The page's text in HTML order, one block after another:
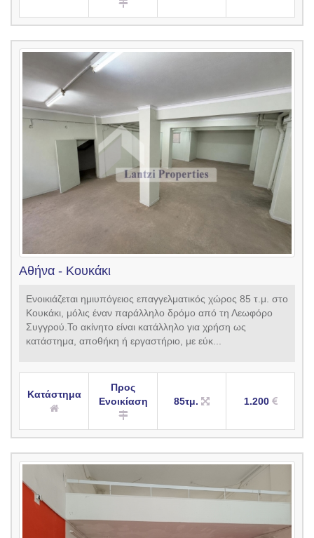
Αθήνα - Κουκάκι
Ενοικιάζεται ημιυπόγειος επαγγελματικός χώρος 85 τ.μ. στο
Κουκάκι, μόλις έναν παράλληλο δρόμο από τη Λεωφόρο
Συγγρού.Το ακίνητο είναι κατάλληλο για χρήση ως
κατάστημα, αποθήκη ή εργαστήριο, με εύκ...
Κατάστημα
Προς
Ενοικίαση
85τμ. 1.200